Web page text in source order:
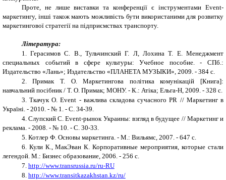
Проте, не лише виставки та конференції є інструментами Event-
маркетингу, інші також мають можливість бути використаними для розвитку
маркетингової стратегії на підприємствах транспорту.
Література:
1.
Герасимов С. В., Тульчинский Г. Л, Лохина Т. Е. Менеджмент
специальных событий в сфере культуры: Учебное пособие. - СПб.:
Издательство «Лань»; Издательство «ПЛАНЕТА МУЗЫКИ», 2009. - 384 с.
2.
Примак Т. О. Маркетингова політика комунікацій [Книга]:
навчальний посібник / Т. О. Примак; МОНУ. - К.: Атіка; Ельга-Н, 2009. - 328 с.
3. Ткачук О. Event - важлива складова сучасного PR // Маркетинг в
Україні. - 2010. - № 1. - С. 34-39.
4. Слупский С. Event-рынок Украины: взгляд в будущее // Маркетинг и
реклама. - 2008. - № 10. - С. 30-33.
5. Котлер Ф. Основы маркетинга. - М.: Вильямс, 2007. - 647 с.
6. Кули К., МакЭван К. Корпоративные мероприятия, которые стали
легендой. М.: Бизнес образование, 2006. - 256 с.
7. http://www.transrussia.ru/ru-RU
8. http://www.transitkazakhstan.kz/ru/